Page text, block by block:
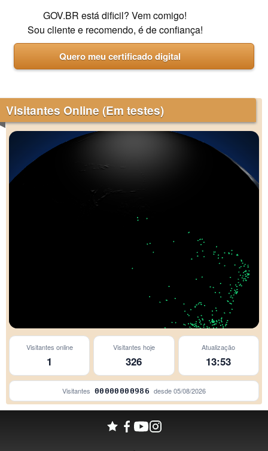
GOV.BR está dificil? Vem comigo!
Sou cliente e recomendo, é de confiança!
Quero meu certificado digital
Visitantes Online (Em testes)
Visitantes online
1
Visitantes hoje
326
Atualização
13:53
Visitantes 00000000986 desde05/08/2026